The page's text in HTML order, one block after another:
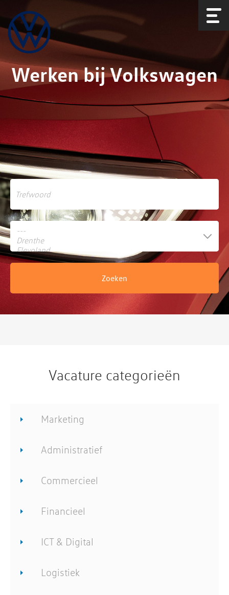
Werken bij Volkswagen
Vacature categorieën
Marketing
Administratief
Commercieel
Financieel
ICT & Digital
Logistiek